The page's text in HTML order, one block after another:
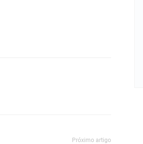
Próximo artigo